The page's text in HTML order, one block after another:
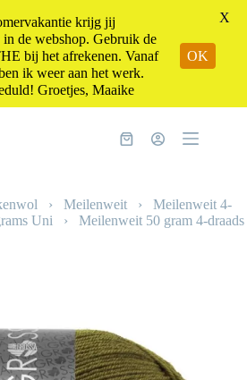
Winkelwagen
› Meilenweit › Meilenweit 4-
Uni › Meilenweit 50 gram 4-draads
krijg jij
de webshop. Gebruik de
bij het afrekenen. Vanaf
ik weer aan het werk.
Groetjes, Maaike
OK
X